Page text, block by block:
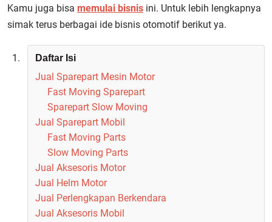
Kamu juga bisa memulai bisnis ini. Untuk lebih lengkapnya
simak terus berbagai ide bisnis otomotif berikut ya.
Daftar Isi
Jual Sparepart Mesin Motor
Fast Moving Sparepart
Sparepart Slow Moving
Jual Sparepart Mobil
Fast Moving Parts
Slow Moving Parts
Jual Aksesoris Motor
Jual Helm Motor
Jual Perlengkapan Berkendara
Jual Aksesoris Mobil